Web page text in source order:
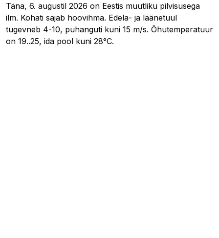
Täna, 6. augustil 2026 on Eestis muutliku pilvisusega
ilm. Kohati sajab hoovihma. Edela- ja läänetuul
tugevneb 4-10, puhanguti kuni 15 m/s. Õhutemperatuur
on 19..25, ida pool kuni 28°C.